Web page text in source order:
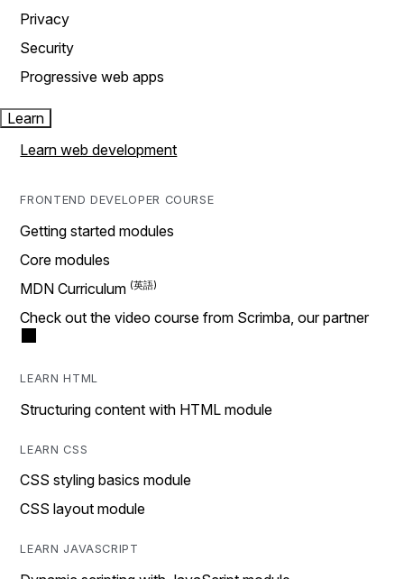
Privacy
Security
Progressive web apps
Learn
Learn web development
FRONTEND DEVELOPER COURSE
Getting started modules
Core modules
MDN Curriculum
Check out the video course from Scrimba, our partner
LEARN HTML
Structuring content with HTML module
LEARN CSS
CSS styling basics module
CSS layout module
LEARN JAVASCRIPT